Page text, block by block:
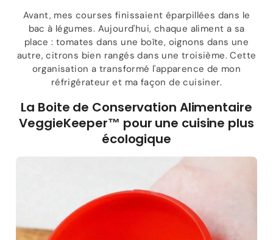
Avant, mes courses finissaient éparpillées dans le
bac à légumes. Aujourd'hui, chaque aliment a sa
place : tomates dans une boîte, oignons dans une
autre, citrons bien rangés dans une troisième. Cette
organisation a transformé l'apparence de mon
réfrigérateur et ma façon de cuisiner.
La Boite de Conservation Alimentaire
VeggieKeeper™ pour une cuisine plus
écologique